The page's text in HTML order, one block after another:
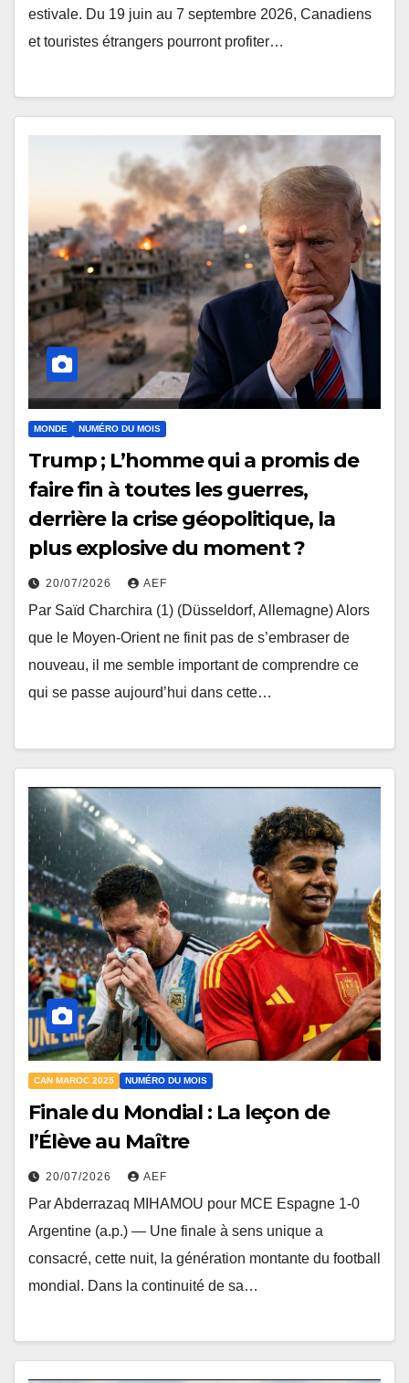
estivale. Du 19 juin au 7 septembre 2026, Canadiens
et touristes étrangers pourront profiter…
MONDE NUMÉRO DU MOIS
Trump ; L’homme qui a promis de
faire fin à toutes les guerres,
derrière la crise géopolitique, la
plus explosive du moment ?
20/07/2026 AEF
Par Saïd Charchira (1) (Düsseldorf, Allemagne) Alors
que le Moyen-Orient ne finit pas de s’embraser de
nouveau, il me semble important de comprendre ce
qui se passe aujourd’hui dans cette…
CAN MAROC 2025 NUMÉRO DU MOIS
Finale du Mondial : La leçon de
l’Élève au Maître
20/07/2026 AEF
Par Abderrazaq MIHAMOU pour MCE Espagne 1-0
Argentine (a.p.) — Une finale à sens unique a
consacré, cette nuit, la génération montante du football
mondial. Dans la continuité de sa…